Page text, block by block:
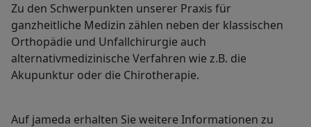
Zu den Schwerpunkten unserer Praxis für
ganzheitliche Medizin zählen neben der klassischen
Orthopädie und Unfallchirurgie auch
alternativmedizinische Verfahren wie z.B. die
Akupunktur oder die Chirotherapie.
Auf jameda erhalten Sie weitere Informationen zu